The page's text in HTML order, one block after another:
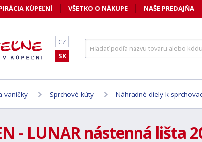
KÚPEĽNÍ VŠETKO O NÁKUPE NAŠE PREDAJŇA
CZ
SK
vaničky Sprchové kúty Náhradné diely k
- LUNAR nástenná lišta